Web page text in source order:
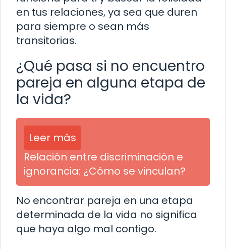
en tus relaciones, ya sea que duren
para siempre o sean más
transitorias.
¿Qué pasa si no encuentro
pareja en alguna etapa de
la vida?
Leer más
Relación entre discriminación e
ignorancia: ¿Cómo se vinculan?
No encontrar pareja en una etapa
determinada de la vida no significa
que haya algo mal contigo.